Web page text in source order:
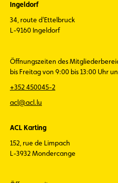
Ingeldorf
34, route d'Ettelbruck
L-9160 Ingeldorf
Öffnungszeiten des
bis Freitag von 9:00 bis 13:00 Uhr
+352 450045-2
acl@acl.lu
ACL Karting
152, rue de Limpach
L-3932 Mondercange